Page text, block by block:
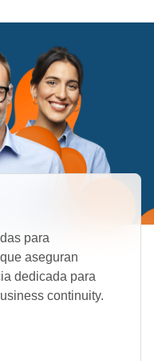
para
aseguran
dedicada para
continuity.